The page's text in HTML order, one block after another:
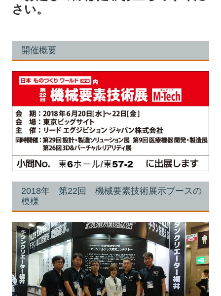
さい。
開催概要
2018年 第22回 機械要素技術展示ブースの
模様